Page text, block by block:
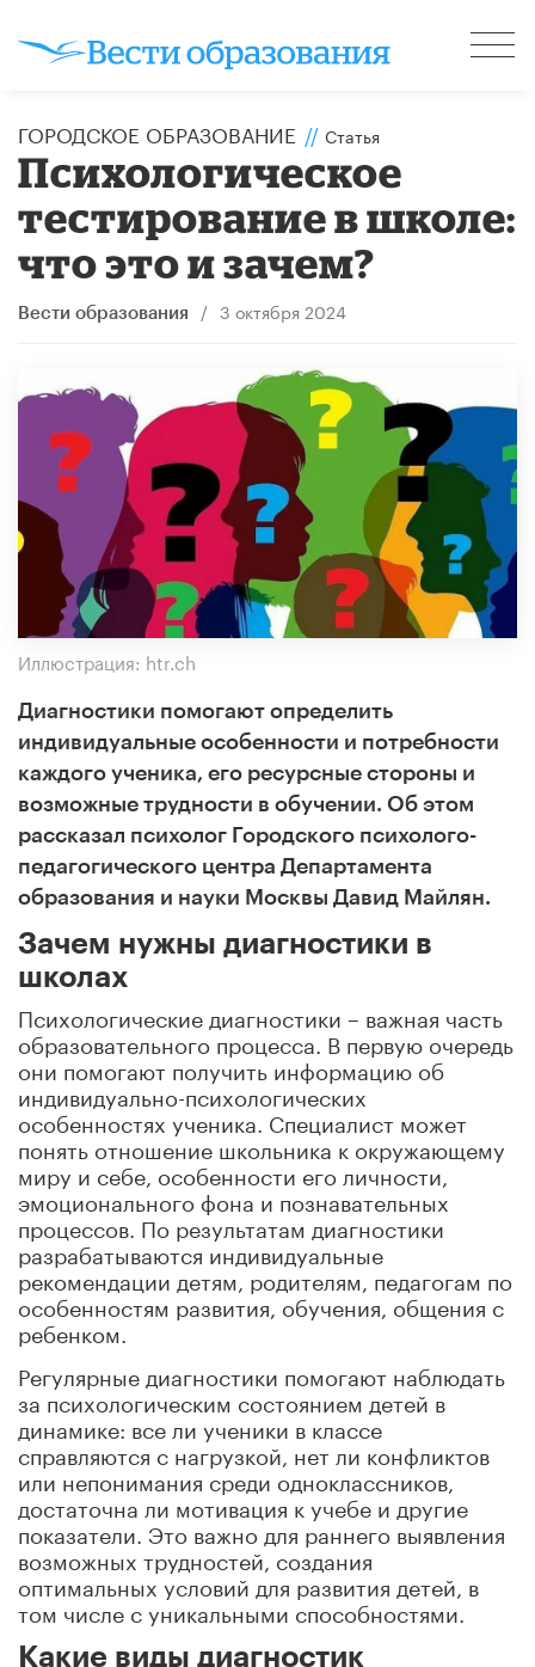
ГОРОДСКОЕ ОБРАЗОВАНИЕ // Статья
Психологическое
тестирование в школе:
что это и зачем?
Вести образования / 3 октября 2024
Иллюстрация: htr.ch
Диагностики помогают определить
индивидуальные особенности и потребности
каждого ученика, его ресурсные стороны и
возможные трудности в обучении. Об этом
рассказал психолог Городского психолого-
педагогического центра Департамента
образования и науки Москвы Давид Майлян.
Зачем нужны диагностики в
школах
Психологические диагностики – важная часть
образовательного процесса. В первую очередь
они помогают получить информацию об
индивидуально-психологических
особенностях ученика. Специалист может
понять отношение школьника к окружающему
миру и себе, особенности его личности,
эмоционального фона и познавательных
процессов. По результатам диагностики
разрабатываются индивидуальные
рекомендации детям, родителям, педагогам по
особенностям развития, обучения, общения с
ребенком.
Регулярные диагностики помогают наблюдать
за психологическим состоянием детей в
динамике: все ли ученики в классе
справляются с нагрузкой, нет ли конфликтов
или непонимания среди одноклассников,
достаточна ли мотивация к учебе и другие
показатели. Это важно для раннего выявления
возможных трудностей, создания
оптимальных условий для развития детей, в
том числе с уникальными способностями.
Какие виды диагностик